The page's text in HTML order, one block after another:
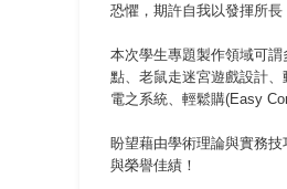
恐懼，期許自我以發揮所
本次學生專題製作領域可
點、老鼠走迷宮遊戲設計
電之系統、輕鬆購(Easy
盼望藉由學術理論與實務
與榮譽佳績！